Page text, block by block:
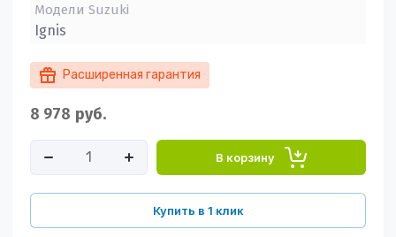
Модели Suzuki
Ignis
Расширенная гарантия
8 978 руб.
В корзину
Купить в 1 клик